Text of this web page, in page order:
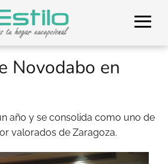
Novodabo en
año y se consolida como uno de
valorados de Zaragoza.